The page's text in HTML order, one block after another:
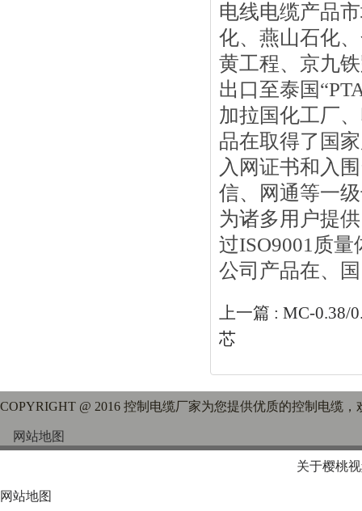
电线电缆产品市
化、燕山石化
黄工程、京
出口至泰国“PTA"
加拉国化工厂
品在取得了国家
入网证书和入围资
信、网通等一
为诸多用户提供
过ISO9001质量
公司产品在、国
上一篇 : MC-0.38/
芯
COPYRIGHT @ 2016 控制电缆厂家为您提供优质的控制电缆
网站地图
关于樱桃
网站地图